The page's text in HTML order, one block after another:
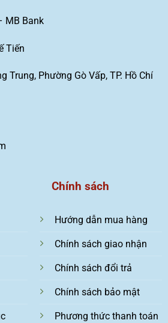
MB Bank
Tiến
Trung, Phường Gò Vấp, TP. Hồ Chí
Chính sách
Hướng dẫn mua hàng
Chính sách giao nhận
Chính sách đổi trả
Chính sách bảo mật
Phương thức thanh toán